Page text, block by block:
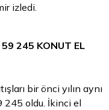
izledi.
245 KONUT EL
bir önci yılın aynı
245 oldu. İkinci el